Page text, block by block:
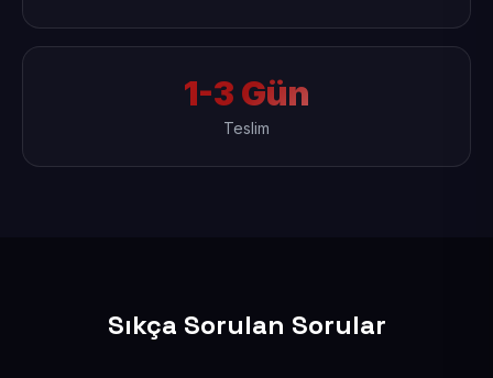
1-3 Gün
Teslim
Sıkça Sorulan Sorular